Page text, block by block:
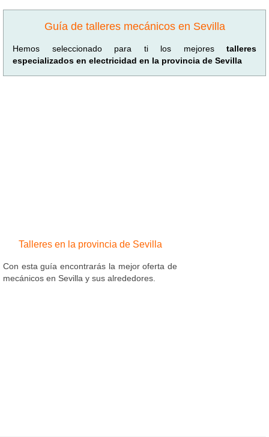
Guía de talleres mecánicos en Sevilla
Hemos seleccionado para ti los mejores talleres
especializados en electricidad en la provincia de Sevilla
Talleres en la provincia de Sevilla
Con esta guía encontrarás la mejor oferta de
mecánicos en Sevilla y sus alrededores.